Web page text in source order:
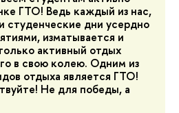
ГТО! Ведь каждый из нас,
студенческие дни усердно
изматывается и
активный отдых
в свою колею. Одним из
отдыха является ГТО!
Не для победы, а